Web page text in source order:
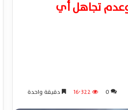
تجاهل أي
0 16٬322 دقيقة واحدة